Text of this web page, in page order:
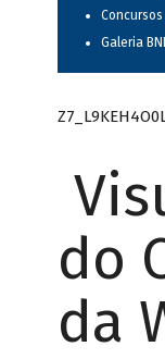
Galeria
do
da